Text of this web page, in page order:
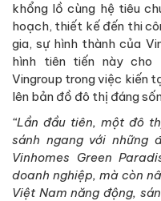
khổng lồ cùng hệ tiêu
hoạch, thiết kế đến thi
gia, sự hình thành của
hình tiên tiến này
Vingroup trong việc kiến
lên bản đồ đô thị đáng
“Lần đầu tiên, một đô
sánh ngang với những
Vinhomes Green
doanh nghiệp, mà còn
Việt Nam năng động,